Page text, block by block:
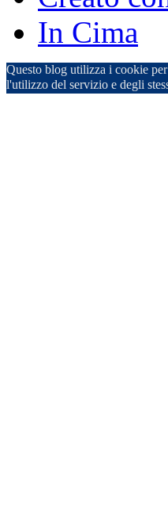
In Cima
Questo blog utilizza i cookie
l'utilizzo del servizio e degli